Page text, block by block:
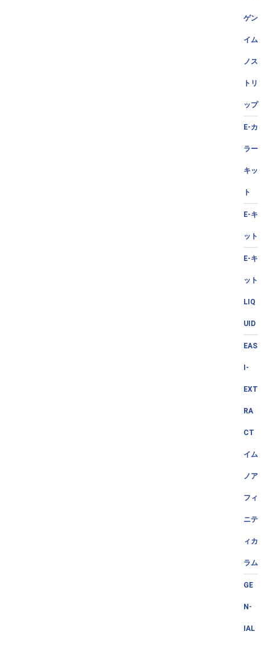
ゲン
イム
ノス
トリ
ップ
E-カ
ラー
キッ
ト
E-キ
ット
E-キ
ット
LIQ
UID
EAS
I-
EXT
RA
CT
イム
ノア
フィ
ニテ
ィカ
ラム
GE
N-
IAL